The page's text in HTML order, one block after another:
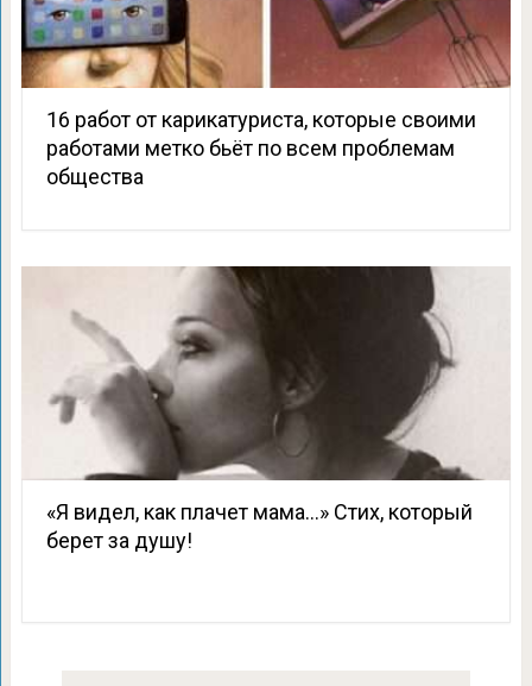
16 работ от карикатуриста, которые своими
работами метко бьёт по всем проблемам
общества
«Я видел, как плачет мама…» Стих, который
берет за душу!